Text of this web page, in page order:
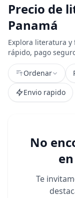
Precio de
Panamá
Explora literatura y
rápido, pago
Ordenar
Envio rapido
No
Te